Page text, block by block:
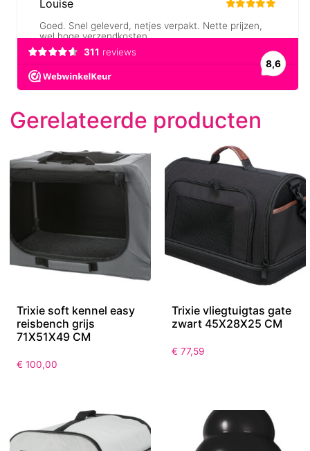
Gerelateerde producten
Trixie soft kennel easy
reisbench grijs
71X51X49 CM
€ 100,00
Trixie vliegtuigtas gate
zwart 45X28X25 CM
€ 77,59